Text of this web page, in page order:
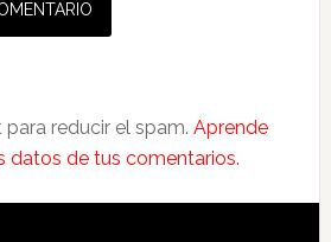
reducir el spam. Aprende
datos de tus comentarios.